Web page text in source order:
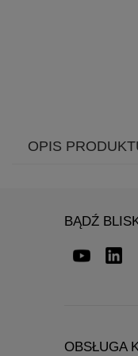
OPIS
BĄDŹ
OBSŁUGA